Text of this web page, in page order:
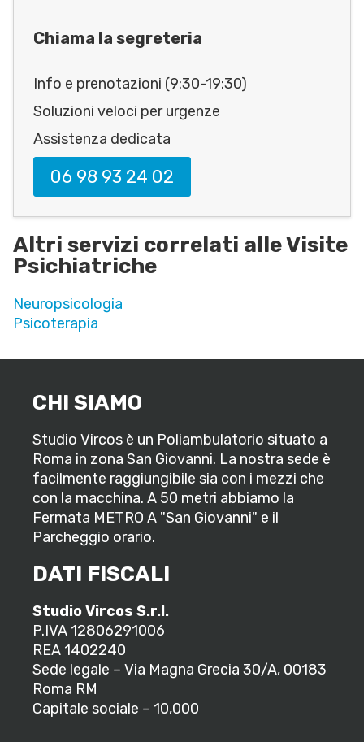
Chiama la segreteria
Info e prenotazioni (9:30-19:30)
Soluzioni veloci per urgenze
Assistenza dedicata
06 98 93 24 02
Altri servizi correlati alle Visite
Psichiatriche
Neuropsicologia
Psicoterapia
CHI SIAMO
Studio Vircos è un Poliambulatorio situato a
Roma in zona San Giovanni. La nostra sede è
facilmente raggiungibile sia con i mezzi che
con la macchina. A 50 metri abbiamo la
Fermata METRO A "San Giovanni" e il
Parcheggio orario.
DATI FISCALI
Studio Vircos S.r.l.
P.IVA 12806291006
REA 1402240
Sede legale – Via Magna Grecia 30/A, 00183
Roma RM
Capitale sociale – 10,000